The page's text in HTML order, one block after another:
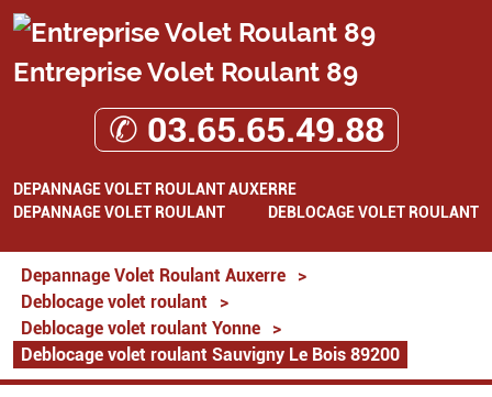
Entreprise Volet Roulant 89
✆ 03.65.65.49.88
DEPANNAGE VOLET ROULANT AUXERRE
DEPANNAGE VOLET ROULANT
DEBLOCAGE VOLET ROULANT
Depannage Volet Roulant Auxerre
>
Deblocage volet roulant
>
Deblocage volet roulant Yonne
>
Deblocage volet roulant Sauvigny Le Bois 89200